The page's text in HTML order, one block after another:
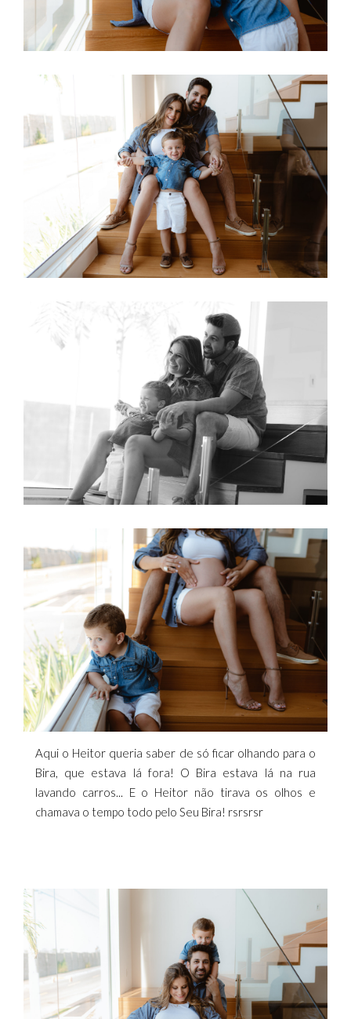
Aqui o Heitor queria saber de só ficar olhando para o
Bira, que estava lá fora! O Bira estava lá na rua
lavando carros... E o Heitor não tirava os olhos e
chamava o tempo todo pelo Seu Bira! rsrsrsr